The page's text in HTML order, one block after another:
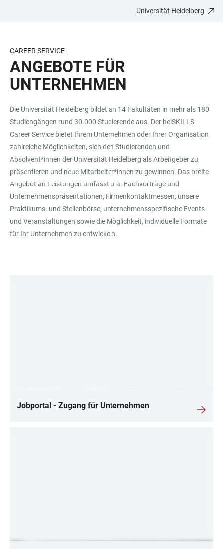
BARRIEREFREIHEIT
Universität Heidelberg
CAREER SERVICE
ANGEBOTE FÜR
UNTERNEHMEN
Die Universität Heidelberg bildet an 14 Fakultäten in mehr als 180
Studiengängen rund 30.000 Studierende aus. Der heiSKILLS
Career Service bietet Ihrem Unternehmen oder Ihrer Organisation
zahlreiche Möglichkeiten, sich den Studierenden und
Absolvent*innen der Universität Heidelberg als Arbeitgeber zu
präsentieren und neue Mitarbeiter*innen zu gewinnen. Das breite
Angebot an Leistungen umfasst u.a. Fachvorträge und
Unternehmenspräsentationen, Firmenkontaktmessen, unsere
Praktikums- und Stellenbörse, unternehmensspezifische Events
und Veranstaltungen sowie die Möglichkeit, individuelle Formate
für Ihr Unternehmen zu entwickeln.
Jobportal - Zugang für Unternehmen